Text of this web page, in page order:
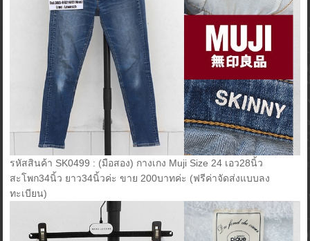
รหัสสินค้า SK0499 : (มือสอง) กางเกง Muji Size 24 เอว28นิ้ว
สะโพก34นิ้ว ยาว34นิ้วค่ะ ขาย 200บาทค่ะ (ฟรีค่าจัดส่งแบบลง
ทะเบียน)